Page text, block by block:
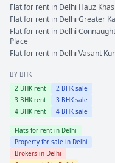
Flat for rent in Delhi Hauz Khas
Flat for rent in Delhi Greater
Flat for rent in Delhi Connaught
Place
Flat for rent in Delhi Vasant
BY BHK
2 BHK rent 2 BHK sale
3 BHK rent 3 BHK sale
4 BHK rent 4 BHK sale
Flats for rent in Delhi
Property for sale in Delhi
Brokers in Delhi